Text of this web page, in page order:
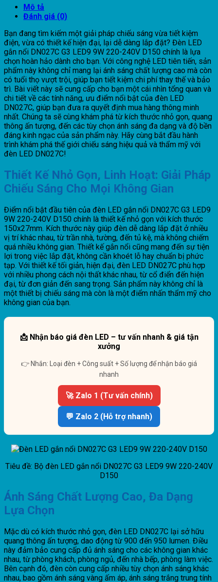
Mô tả
Đánh giá (0)
Bạn đang tìm kiếm một giải pháp chiếu sáng vừa tiết kiệm
điện, vừa có thiết kế hiện đại, lại dễ dàng lắp đặt? Đèn LED
gắn nổi DN027C G3 LED9 9W 220-240V D150 chính là lựa
chọn hoàn hảo dành cho bạn. Với công nghệ LED tiên tiến, sản
phẩm này không chỉ mang lại ánh sáng chất lượng cao mà còn
có tuổi thọ vượt trội, giúp bạn tiết kiệm chi phí thay thế và bảo
trì. Bài viết này sẽ cung cấp cho bạn một cái nhìn tổng quan và
chi tiết về các tính năng, ưu điểm nổi bật của đèn LED
DN027C, giúp bạn đưa ra quyết định mua hàng thông minh
nhất. Chúng ta sẽ cùng khám phá từ kích thước nhỏ gọn, quang
thông ấn tượng, đến các tùy chọn ánh sáng đa dạng và độ bền
đáng kinh ngạc của sản phẩm này. Hãy cùng bắt đầu hành
trình khám phá thế giới chiếu sáng hiệu quả và thẩm mỹ với
đèn LED DN027C!
Thiết Kế Nhỏ Gọn, Linh Hoạt: Giải Pháp
Chiếu Sáng Cho Mọi Không Gian
Điểm nổi bật đầu tiên của đèn LED gắn nổi DN027C G3 LED9
9W 220-240V D150 chính là thiết kế nhỏ gọn với kích thước
150x27mm. Kích thước này giúp đèn dễ dàng lắp đặt ở nhiều
vị trí khác nhau, từ trần nhà, tường, đến tủ kệ, mà không chiếm
quá nhiều không gian. Thiết kế gắn nổi cũng mang đến sự tiện
lợi trong việc lắp đặt, không cần khoét lỗ hay chuẩn bị phức
tạp. Với thiết kế tối giản, hiện đại, đèn LED DN027C phù hợp
với nhiều phong cách nội thất khác nhau, từ cổ điển đến hiện
đại, từ đơn giản đến sang trọng. Sản phẩm này không chỉ là
một thiết bị chiếu sáng mà còn là một điểm nhấn thẩm mỹ cho
không gian của bạn.
📩 Nhận báo giá đèn LED – tư vấn nhanh & giá tận
xưởng
👉 Nhắn: Loại đèn + Công suất + Số lượng để nhận báo giá
nhanh
🚀 Zalo 1 (Tư vấn chính)
💬 Zalo 2 (Hỗ trợ nhanh)
Tiêu đề: Bộ đèn LED gắn nổi DN027C G3 LED9 9W 220-240V
D150
Ánh Sáng Chất Lượng Cao, Đa Dạng
Lựa Chọn
Mặc dù có kích thước nhỏ gọn, đèn LED DN027C lại sở hữu
quang thông ấn tượng, dao động từ 900 đến 950 lumen. Điều
này đảm bảo cung cấp đủ ánh sáng cho các không gian khác
nhau, từ phòng khách, phòng ngủ, đến nhà bếp, phòng làm việc.
Bên cạnh đó, đèn còn cung cấp nhiều tùy chọn ánh sáng khác
nhau, bao gồm ánh sáng vàng ấm áp, ánh sáng trắng trung tính